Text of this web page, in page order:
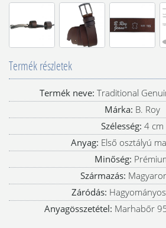
Termék részletek
Termék neve: Traditional
Márka: B. Roy
Szélesség: 4 cm
Anyag: Első osztályú
Minőség:
Származás:
Záródás:
Anyagösszetétel: Marhabőr